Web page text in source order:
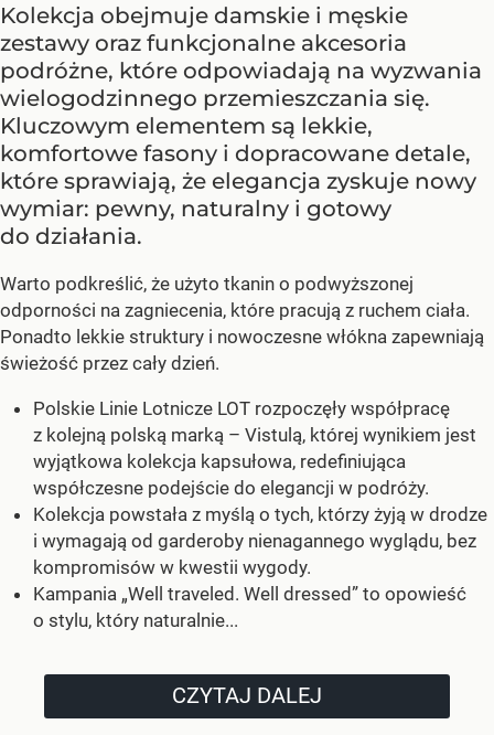
Kolekcja obejmuje damskie i męskie
zestawy oraz funkcjonalne akcesoria
podróżne, które odpowiadają na wyzwania
wielogodzinnego przemieszczania się.
Kluczowym elementem są lekkie,
komfortowe fasony i dopracowane detale,
które sprawiają, że elegancja zyskuje nowy
wymiar: pewny, naturalny i gotowy
do działania.
Warto podkreślić, że użyto tkanin o podwyższonej
odporności na zagniecenia, które pracują z ruchem ciała.
Ponadto lekkie struktury i nowoczesne włókna zapewniają
świeżość przez cały dzień.
Polskie Linie Lotnicze LOT rozpoczęły współpracę
z kolejną polską marką – Vistulą, której wynikiem jest
wyjątkowa kolekcja kapsułowa, redefiniująca
współczesne podejście do elegancji w podróży.
Kolekcja powstała z myślą o tych, którzy żyją w drodze
i wymagają od garderoby nienagannego wyglądu, bez
kompromisów w kwestii wygody.
Kampania „Well traveled. Well dressed” to opowieść
o stylu, który naturalnie...
CZYTAJ DALEJ